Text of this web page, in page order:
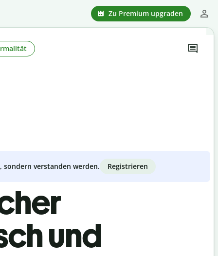
Zu Premium upgraden
verstanden werden. Registrieren
und